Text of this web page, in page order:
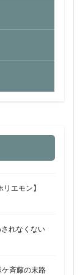
エモン】
れなくない
斉藤の末路